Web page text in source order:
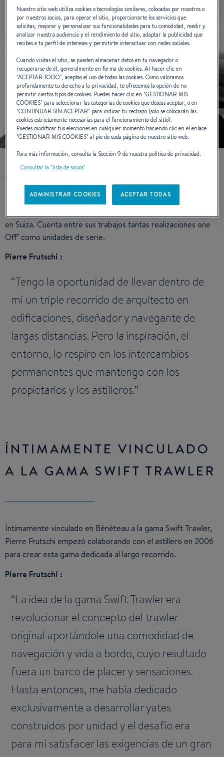
Arquitecto diplomado por la Universidad de Ginebra, creador-
navegante atípico, Pierre Frutschi sitúa el diseño naval en el
corazón de sus actividades. Especialista de las grandes
en Suiza. Cuenta entre sus trabajos tantas realizaciones one
Off’ como unidades de serie.
Pierre Frutschi :
Tengo la oportunidad de llevar dentro de
mí un triple recorrido de arquitecto en
edificaciones, diseñador y navegante de
largas distancias. Pero la inspiración, el
entorno, lo respiro en los intercambios
permanentes que mantengo con los
propietarios y los astilleros.
ÍNTIMAMENTE VINCULADO
A LA GAMA SWIFT TRAWLER
Íntimamente vinculado en Bénéteau a la gama Swift Trawler,
Pierre Frutschi empezó colaborando con el astillero en 2006
para crear esta gama dedicada al largo recorrido.
Pierre Frutschi :
La idea de la gama Swift Trawler era
revolucionar el concepto del trawler
original aportándole una comodidad de
navegación y vida a bordo, cuyo resultado
fuera un barco de placer y sensaciones.
Hasta entonces, me había dedicado
exclusivamente a desarrollar yates
construidos por unidad y el desafío era
para mí satisfacer las exigencias de un gran
Nuestro sitio web utiliza cookies o tecnologías similares, colocadas por nosotros o
por nuestros socios, para operar el sitio, proporcionarte los servicios que
solicitas, mejorar y personalizar sus funcionalidades para tu comodidad, medir y
analizar nuestra audiencia y el rendimiento del sitio, adaptar la publicidad que
recibes a tu perfil de intereses y permitirte interactuar con redes sociales.
Cuando visitas el sitio, se pueden almacenar datos en tu navegador o
recuperarse de él, generalmente en forma de cookies. Al hacer clic en
"ACEPTAR TODO", aceptas el uso de todas las cookies. Como valoramos
profundamente tu derecho a la privacidad, te ofrecemos la opción de no
permitir ciertos tipos de cookies. Puedes hacer clic en "GESTIONAR MIS
COOKIES" para seleccionar las categorías de cookies que deseas aceptar, o en
"CONTINUAR SIN ACEPTAR" para indicar tu rechazo (solo se colocarán las
cookies estrictamente necesarias para el funcionamiento del sitio).
Puedes modificar tus elecciones en cualquier momento haciendo clic en el enlace
"GESTIONAR MIS COOKIES" al pie de cada página de nuestro sitio web.
Para más información, consulta la Sección 9 de nuestra política de privacidad.
Consultar la "lista de socios"
ADMINISTRAR COOKIES ACEPTAR TODAS